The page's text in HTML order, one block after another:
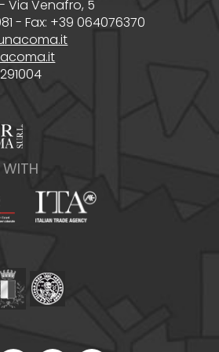
Via Venafro, 5
- Fax: +39 064076370